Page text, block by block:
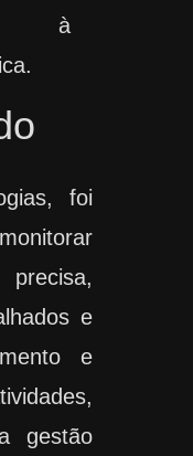
à
foi
e
e
gestão